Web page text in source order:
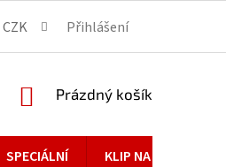
CZK Přihlášení
NÁKUPNÍ
Prázdný košík
SPECIÁLNÍ KLIP NA BRÝLE